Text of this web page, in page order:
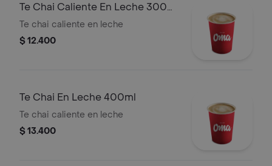
Te Chai Caliente En Leche 300
Ml
Te chai caliente en leche
$ 12.400
Te Chai En Leche 400ml
Te chai caliente en leche
$ 13.400